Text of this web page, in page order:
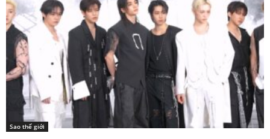
Sao thế giới